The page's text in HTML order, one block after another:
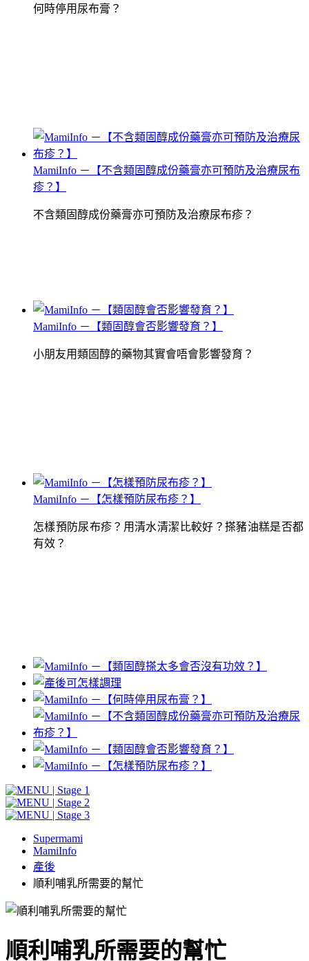
何時停用尿布膏？
MamiInfo －【不含類固醇成份藥膏亦可預防及治療尿布
疹？】
不含類固醇成份藥膏亦可預防及治療尿布疹？
MamiInfo －【類固醇會否影響發育？】
小朋友用類固醇的藥物其實會唔會影響發育？
MamiInfo －【怎樣預防尿布疹？】
怎樣預防尿布疹？用清水清潔比較好？搽豬油糕是否都
有效？
Supermami
MamiInfo
產後
順利哺乳所需要的幫忙
順利哺乳所需要的幫忙